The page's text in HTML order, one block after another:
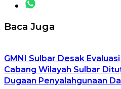
Baca Juga
GMNI Sulbar Desak
Cabang Wilayah Sulbar
Dugaan Penyalahgunaan